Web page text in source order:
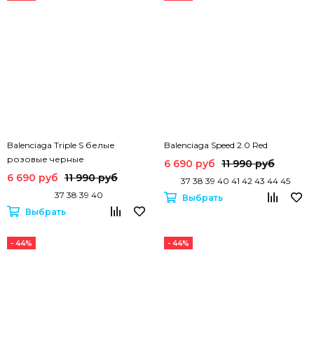
Balenciaga Triple S белые
розовые черные
6 690 руб 11 990 руб
37 38 39 40
Выбрать
Balenciaga Speed 2.0 Red
6 690 руб 11 990 руб
37 38 39 40 41 42 43 44 45
Выбрать
- 44% - 44%